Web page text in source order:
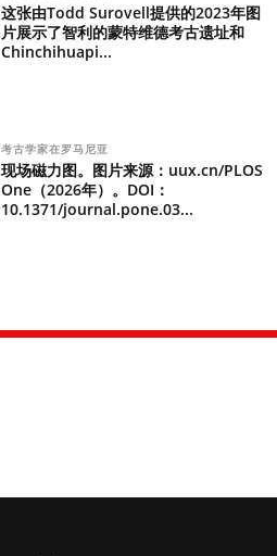
这张由Todd Surovell提供的2023年图
片展示了智利的蒙特维德考古遗址和
Chinchihuapi...
考古学家在罗马尼亚
现场磁力图。图片来源：uux.cn/PLOS
One（2026年）。DOI：
10.1371/journal.pone.03...